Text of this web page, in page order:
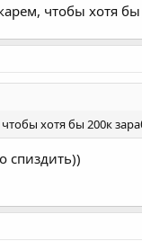
чтобы хотя
хотя бы 200к
спиздить))